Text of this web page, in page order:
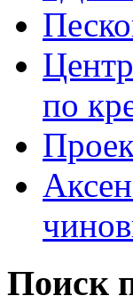
по
Поиск